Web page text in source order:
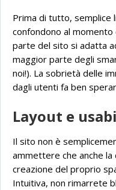
Prima di tutto, semplice
confondono al momento
parte del sito si adatta
maggior parte degli
noi!). La sobrietà delle
dagli utenti fa ben
Layout e
Il sito non è
ammettere che anche la
creazione del proprio
Intuitiva, non rimarrete